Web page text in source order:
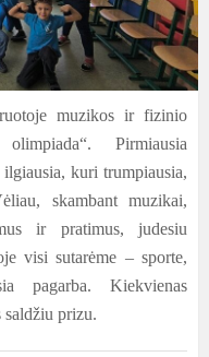
muzikos ir fizinio
Pirmiausia
kuri trumpiausia,
skambant muzikai,
ir pratimus, judesiu
visi sutarėme – sporte,
pagarba. Kiekvienas
saldžiu prizu.